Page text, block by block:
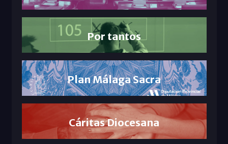
Por tantos
Plan Málaga Sacra
Cáritas Diocesana